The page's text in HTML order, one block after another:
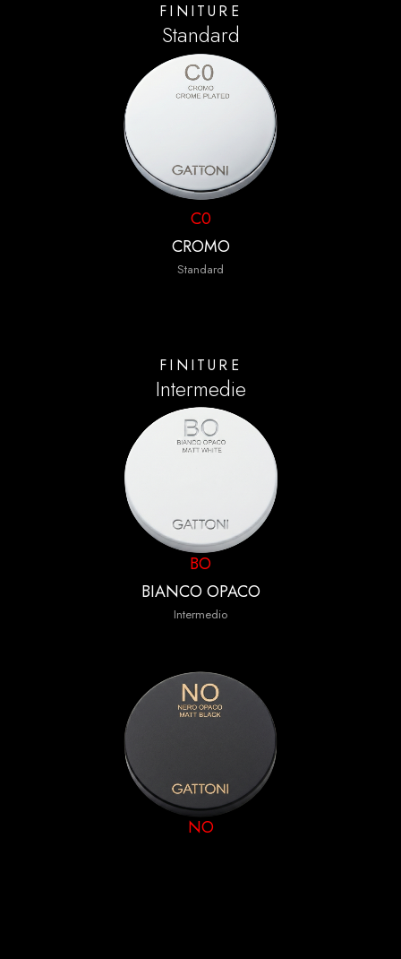
FINITURE
Standard
C0
CROMO
Standard
FINITURE
Intermedie
BO
BIANCO OPACO
Intermedio
NO